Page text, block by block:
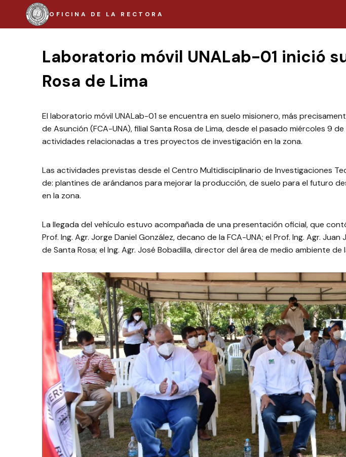
contenido
OFICINA DE LA RECTORA
Laboratorio móvil UNALab-01 inició
Rosa de Lima
El laboratorio móvil UNALab-01 se encuentra en suelo misionero, más
de Asunción (FCA-UNA), filial Santa Rosa de Lima, desde el pasado miércoles 9
actividades relacionadas a tres proyectos de investigación en la zona.
Las actividades previstas desde el Centro Multidisciplinario de Investigaciones
de: plantines de arándanos para mejorar la producción, de suelo para el futuro
en la zona.
La llegada del vehículo estuvo acompañada de una presentación oficial, que
Prof. Ing. Agr. Jorge Daniel González, decano de la FCA-UNA; el Prof. Ing. Agr.
de Santa Rosa; el Ing. Agr. José Bobadilla, director del área de medio ambiente